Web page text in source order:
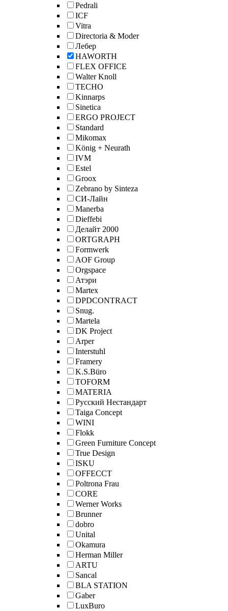
Pedrali
ICF
Vitra
Directoria & Moder
Лебер
HAWORTH
FLEX OFFICE
Walter Knoll
TECHO
Kinnarps
Sinetica
ERGO PROJECT
Standard
Mikomax
König + Neurath
IVM
Estel
Groox
Zebrano by Sinteza
СИ-Лайн
Manerba
Dieffebi
Делайт 2000
ORTGRAPH
Formwerk
AOF Group
Orgspace
Атэри
Martex
DPDCONTRACT
Snug.
Martela
DK Project
Arper
Interstuhl
Framery
K.S.Büro
TOFORM
MATERIA
Русский Нестандарт
Taiga Concept
WINI
Flokk
Green Furniture Concept
True Design
ISKU
OFFECCT
Poltrona Frau
CORE
Werner Works
Brunner
dobro
Unital
Okamura
Herman Miller
ARTU
Sancal
BLA STATION
Gaber
LuxBuro